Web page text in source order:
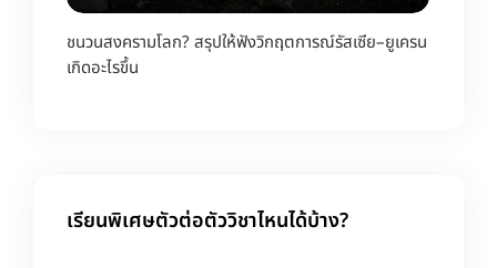
ชนวนสงครามโลก? สรุปให้ฟังวิกฤตการณ์รัสเซีย–ยูเครน
เกิดอะไรขึ้น
เรียนพิเศษตัวต่อตัววิชาไหนได้บ้าง?